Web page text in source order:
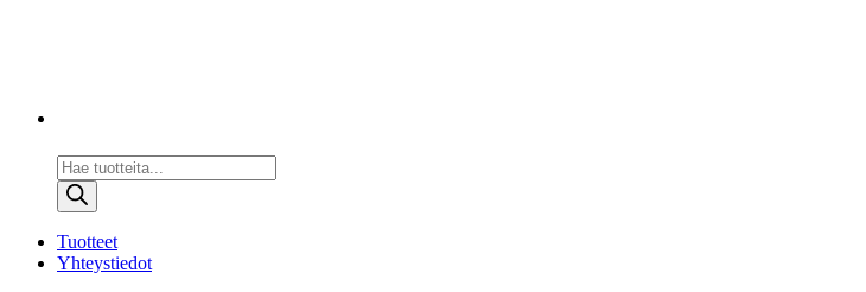
Products
search
Tuotteet
Yhteystiedot